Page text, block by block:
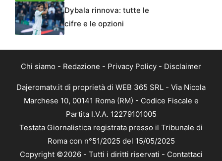
Dybala rinnova: tutte le
cifre e le opzioni
Chi siamo - Redazione - Privacy Policy - Disclaimer
Dajeromatv.it di proprietà di WEB 365 SRL - Via Nicola
Marchese 10, 00141 Roma (RM) - Codice Fiscale e
Partita I.V.A. 12279101005
Testata Giornalistica registrata presso il Tribunale di
Roma con n°51/2025 del 15/05/2025
Copyright ©2026 - Tutti i diritti riservati - Contattaci